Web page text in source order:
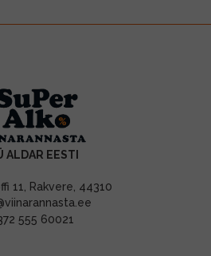
ALDAR EESTI
11, Rakvere, 44310
555 60021